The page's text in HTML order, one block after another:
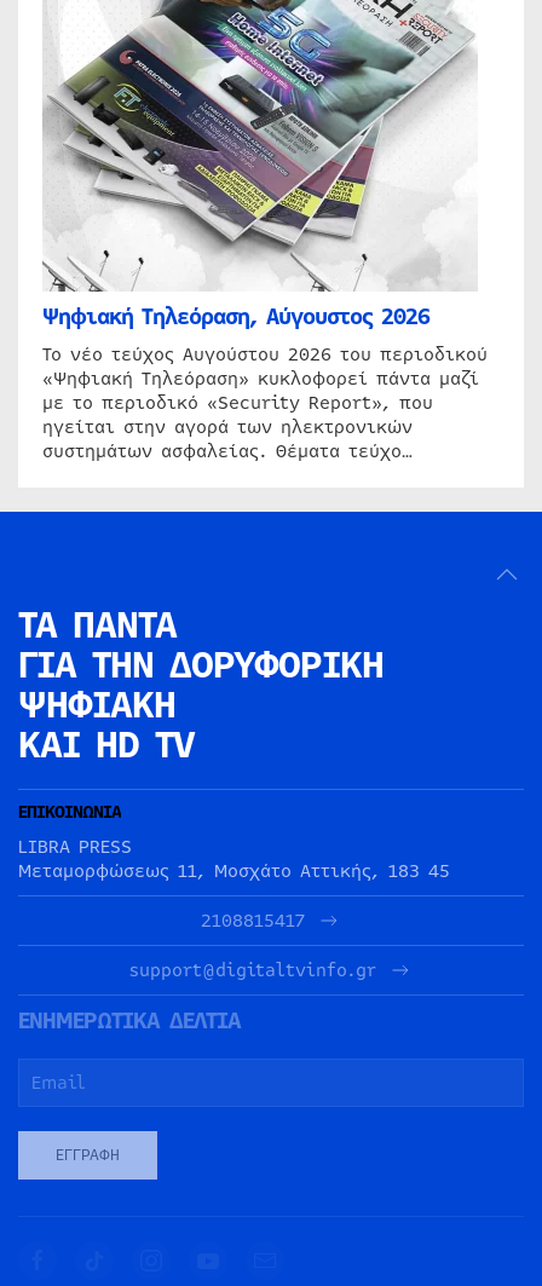
Ψηφιακή Τηλεόραση, Αύγουστος 2026
Το νέο τεύχος Αυγούστου 2026 του περιοδικού
«Ψηφιακή Τηλεόραση» κυκλοφορεί πάντα μαζί
με το περιοδικό «Security Report», που
ηγείται στην αγορά των ηλεκτρονικών
συστημάτων ασφαλείας. Θέματα τεύχο…
ΤΑ ΠΑΝΤΑ
ΓΙΑ ΤΗΝ ΔΟΡΥΦΟΡΙΚΗ
ΨΗΦΙΑΚΗ
ΚΑΙ HD TV
ΕΠΙΚΟΙΝΩΝΙΑ
LIBRA PRESS
Μεταμορφώσεως 11, Μοσχάτο Αττικής, 183 45
2108815417
support@digitaltvinfo.gr
ΕΝΗΜΕΡΩΤΙΚΑ ΔΕΛΤΙΑ
ΕΓΓΡΑΦΉ